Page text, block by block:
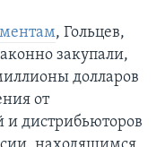
, Гольцев,
закупали,
долларов
от
и дистрибьюторов